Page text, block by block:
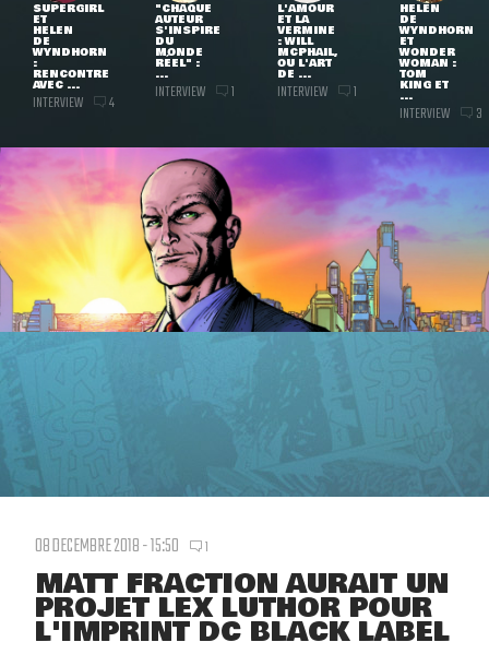
SUPERGIRL
ET
HELEN
DE
WYNDHORN
:
RENCONTRE
AVEC ...
INTERVIEW 4
"CHAQUE
AUTEUR
S'INSPIRE
DU
MONDE
RÉEL" :
...
INTERVIEW 1
L'AMOUR
ET LA
VERMINE
: WILL
MCPHAIL,
OU L'ART
DE ...
INTERVIEW 1
HELEN
DE
WYNDHORN
ET
WONDER
WOMAN :
TOM
KING ET
...
INTERVIEW 3
08 DECEMBRE 2018 - 15:50 1
MATT FRACTION AURAIT UN
PROJET LEX LUTHOR POUR
L'IMPRINT DC BLACK LABEL